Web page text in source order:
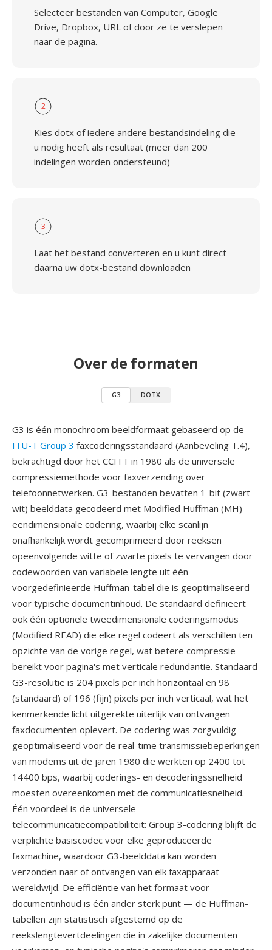
Selecteer bestanden van Computer, Google
Drive, Dropbox, URL of door ze te verslepen
naar de pagina.
2
Kies dotx of iedere andere bestandsindeling die
u nodig heeft als resultaat (meer dan 200
indelingen worden ondersteund)
3
Laat het bestand converteren en u kunt direct
daarna uw dotx-bestand downloaden
Over de formaten
G3 DOTX
G3 is één monochroom beeldformaat gebaseerd op de
ITU-T Group 3 faxcoderingsstandaard (Aanbeveling T.4),
bekrachtigd door het CCITT in 1980 als de universele
compressiemethode voor faxverzending over
telefoonnetwerken. G3-bestanden bevatten 1-bit (zwart-
wit) beelddata gecodeerd met Modified Huffman (MH)
eendimensionale codering, waarbij elke scanlijn
onafhankelijk wordt gecomprimeerd door reeksen
opeenvolgende witte of zwarte pixels te vervangen door
codewoorden van variabele lengte uit één
voorgedefinieerde Huffman-tabel die is geoptimaliseerd
voor typische documentinhoud. De standaard definieert
ook één optionele tweedimensionale coderingsmodus
(Modified READ) die elke regel codeert als verschillen ten
opzichte van de vorige regel, wat betere compressie
bereikt voor pagina's met verticale redundantie. Standaard
G3-resolutie is 204 pixels per inch horizontaal en 98
(standaard) of 196 (fijn) pixels per inch verticaal, wat het
kenmerkende licht uitgerekte uiterlijk van ontvangen
faxdocumenten oplevert. De codering was zorgvuldig
geoptimaliseerd voor de real-time transmissiebeperkingen
van modems uit de jaren 1980 die werkten op 2400 tot
14400 bps, waarbij coderings- en decoderingssnelheid
moesten overeenkomen met de communicatiesnelheid.
Één voordeel is de universele
telecommunicatiecompatibiliteit: Group 3-codering blijft de
verplichte basiscodec voor elke geproduceerde
faxmachine, waardoor G3-beelddata kan worden
verzonden naar of ontvangen van elk faxapparaat
wereldwijd. De efficiëntie van het formaat voor
documentinhoud is één ander sterk punt — de Huffman-
tabellen zijn statistisch afgestemd op de
reekslengtevertdeelingen die in zakelijke documenten